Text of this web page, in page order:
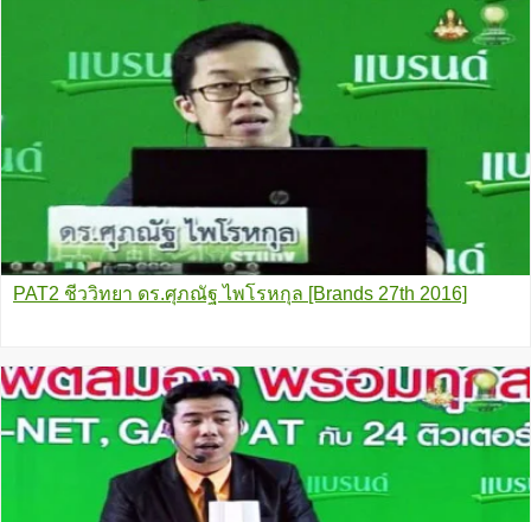
PAT2 ชีววิทยา ดร.ศุภณัฐ ไพโรหกุล [Brands 27th 2016]